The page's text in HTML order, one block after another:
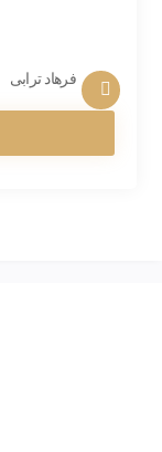
فرهاد ترابی